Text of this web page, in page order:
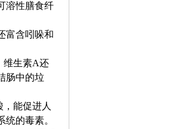
溶性膳食纤
富含吲哚和
维生素A还
肠中的垃
能促进人
的毒素。